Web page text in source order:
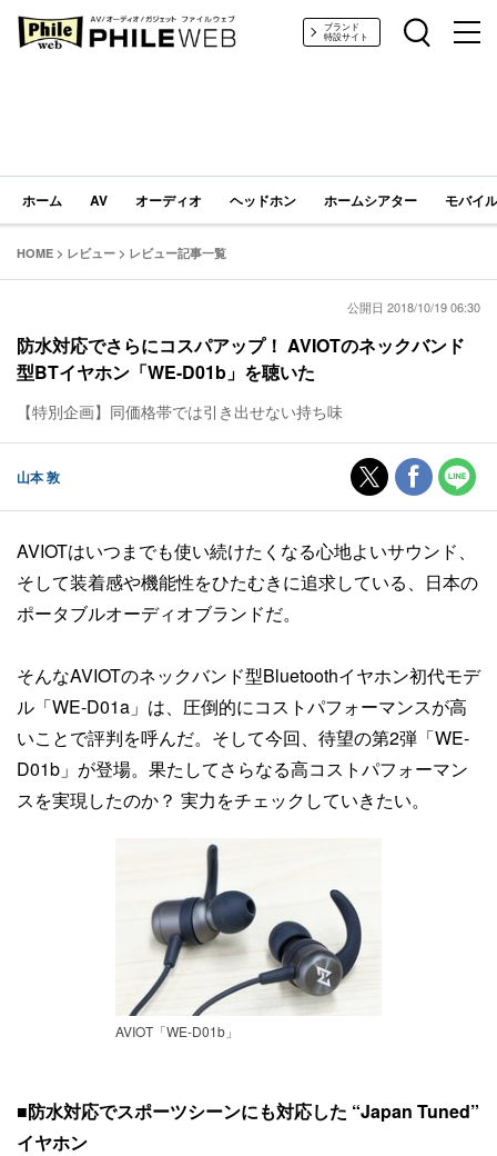
PHILE WEB｜AV/オーディオ/ガジェットブランド
特設サイト
ホーム AV オーディオ ヘッドホン ホームシアター モバイ
HOME > レビュー > レビュー記事一覧
公開日 2018/10/19 06:30
防水対応でさらにコスパアップ！ AVIOTのネックバンド
型BTイヤホン「WE-D01b」を聴いた
【特別企画】同価格帯では引き出せない持ち味
山本 敦
AVIOTはいつまでも使い続けたくなる心地よいサウンド、
そして装着感や機能性をひたむきに追求している、日本の
ポータブルオーディオブランドだ。
そんなAVIOTのネックバンド型Bluetoothイヤホン初代モデ
ル「WE-D01a」は、圧倒的にコストパフォーマンスが高
いことで評判を呼んだ。そして今回、待望の第2弾「WE-
D01b」が登場。果たしてさらなる高コストパフォーマン
スを実現したのか？ 実力をチェックしていきたい。
AVIOT「WE-D01b」
■防水対応でスポーツシーンにも対応した “Japan Tuned”
イヤホン